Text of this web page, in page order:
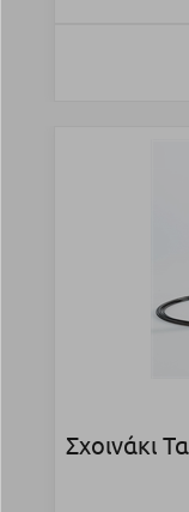
Σχοινάκι